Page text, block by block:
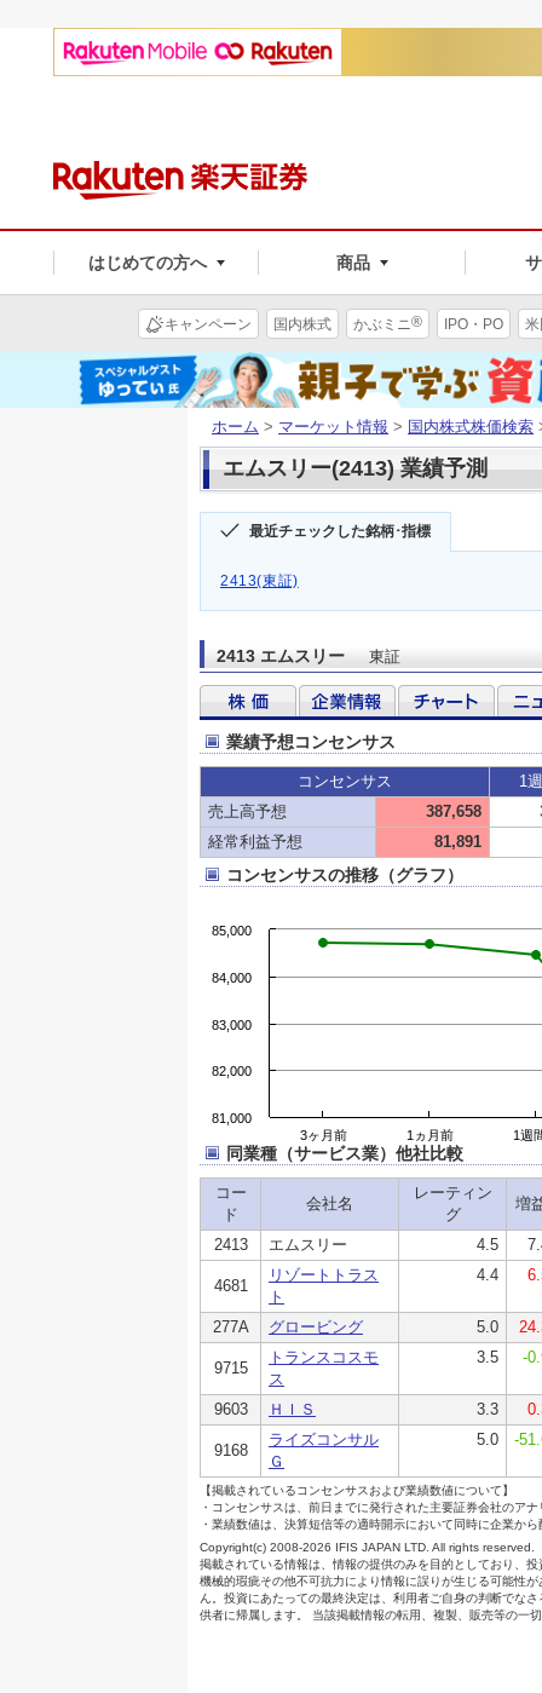
はじめての方へ 商品
キャンペーン 国内株式 かぶミニ® IPO・PO
ホーム > マーケット情報 > 国内株式株価検索
エムスリー(2413) 業績予測
最近チェックした銘柄･指標
2413(東証)
2413 エムスリー 東証